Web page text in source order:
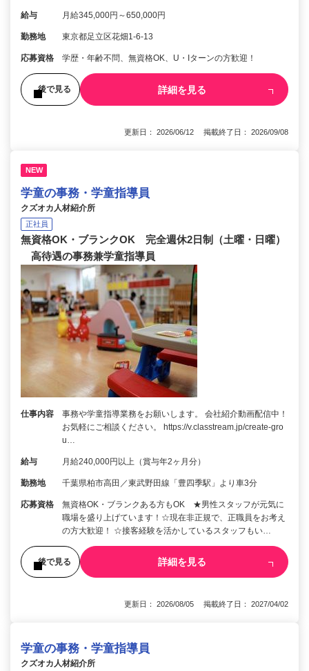
給与 月給345,000円～650,000円
勤務地 東京都足立区花畑1-6-13
応募資格 学歴・年齢不問、無資格OK、U・Iターンの方歓迎！
後で見る 詳細を見る
更新日： 2026/06/12 掲載終了日： 2026/09/08
NEW
学童の事務・学童指導員
クズオカ人材紹介所
正社員
無資格OK・ブランクOK 完全週休2日制（土曜・日曜）
高待遇の事務兼学童指導員
仕事内容
事務や学童指導業務をお願いします。 会社紹介動画配信中！
お気軽にご相談ください。 https://v.classtream.jp/create-gro
u…
給与 月給240,000円以上（賞与年2ヶ月分）
勤務地 千葉県柏市高田／東武野田線「豊四季駅」より車3分
応募資格
無資格OK・ブランクある方もOK ★男性スタッフが元気に
職場を盛り上げています！☆現在非正規で、正職員をお考え
の方大歓迎！ ☆接客経験を活かしているスタッフもい…
後で見る 詳細を見る
更新日： 2026/08/05 掲載終了日： 2027/04/02
学童の事務・学童指導員
クズオカ人材紹介所